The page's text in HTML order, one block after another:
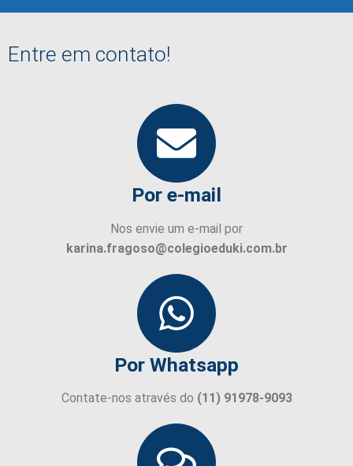
Entre em contato!
Por e-mail
Nos envie um e-mail por
karina.fragoso@colegioeduki.com.br
Por Whatsapp
Contate-nos através do (11) 91978-9093